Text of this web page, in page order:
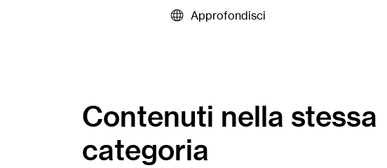
Approfondisci
Contenuti nella stessa
categoria